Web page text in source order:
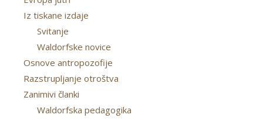
Iz tiskane izdaje
Svitanje
Waldorfske novice
Osnove antropozofije
Razstrupljanje otroštva
Zanimivi članki
Waldorfska pedagogika